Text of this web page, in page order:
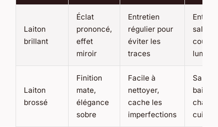
Laiton
brillant
Éclat
prononcé,
effet
miroir
Entretien
régulier pour
éviter les
traces
Entrée,
salon,
couloir
Laiton
brossé
Finition
mate,
élégance
sobre
Facile à
nettoyer,
cache les
imperfections
Salle
bain,
cuisine